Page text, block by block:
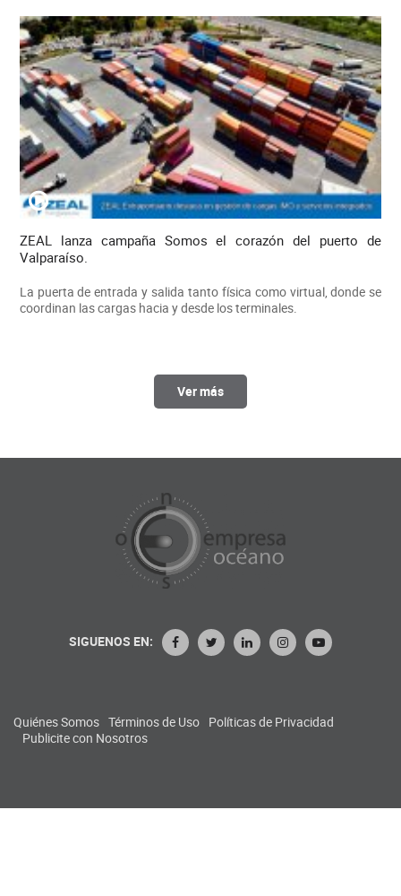
ZEAL lanza campaña Somos el corazón del puerto de
Valparaíso.
La puerta de entrada y salida tanto física como virtual, donde se
coordinan las cargas hacia y desde los terminales.
Ver más
SIGUENOS EN:
Quiénes Somos Términos de Uso Políticas de Privacidad
Publicite con Nosotros